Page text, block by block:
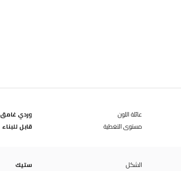
عائلة اللون
وردي غامق
مستوى التغطية
قابل للبناء
الشكل ستيك